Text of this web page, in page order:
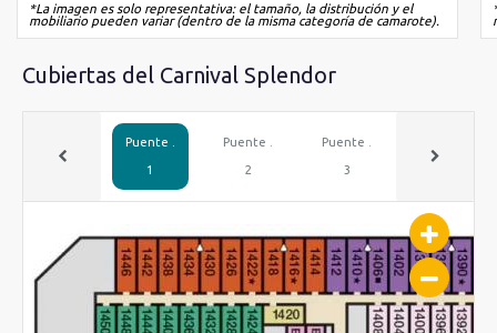
*La imagen es solo representativa: el tamaño, la distribución y el
mobiliario pueden variar (dentro de la misma categoría de camarote).
Cubiertas del Carnival Splendor
Puente .
1
Puente .
2
Puente .
3